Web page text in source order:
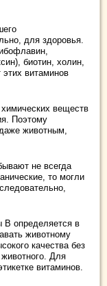
для здоровья.
биотин, холин,
витаминов
веществ
Поэтому
животным,
не всегда
то могли
В определяется в
животному
качества без
Для
витаминов.